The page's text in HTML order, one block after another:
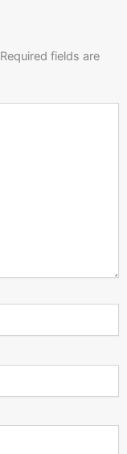
Required fields are